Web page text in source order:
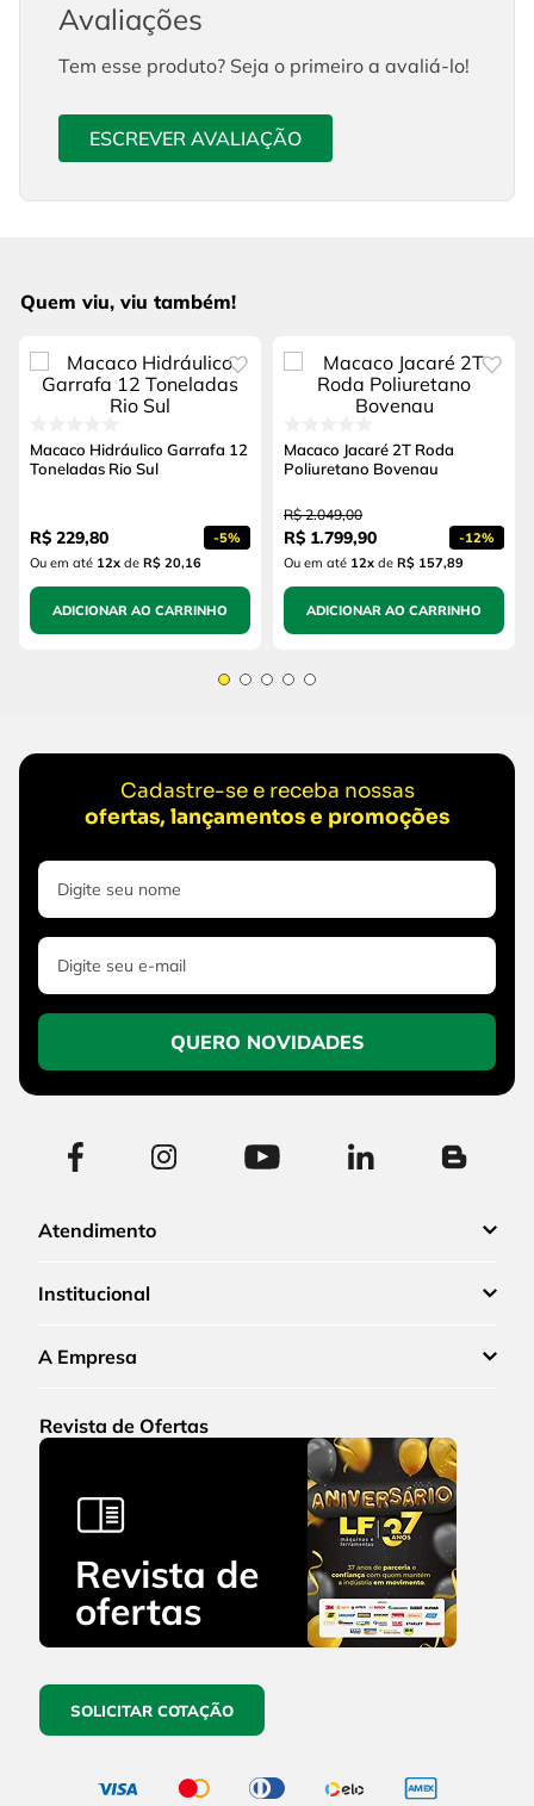
Avaliações
Tem esse produto? Seja o primeiro a avaliá-lo!
ESCREVER AVALIAÇÃO
Quem viu, viu também!
Macaco Hidráulico Garrafa 12
Toneladas Rio Sul
R$ 229,80 -5%
Ou em até 12x de R$ 20,16
ADICIONAR AO CARRINHO
Macaco Jacaré 2T Roda
Poliuretano Bovenau
R$ 2.049,00
R$ 1.799,90 -12%
Ou em até 12x de R$ 157,89
ADICIONAR AO CARRINHO
Cadastre-se e receba nossas
ofertas, lançamentos e promoções
QUERO NOVIDADES
Atendimento
Institucional
A Empresa
Revista de Ofertas
SOLICITAR COTAÇÃO